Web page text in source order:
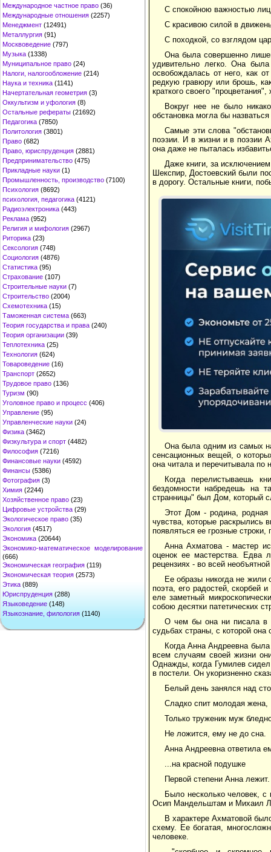
Международное частное право (36)
Международные отношения (2257)
Менеджмент (12491)
Металлургия (91)
Москвоведение (797)
Музыка (1338)
Муниципальное право (24)
Налоги, налогообложение (214)
Наука и техника (1141)
Начертательная геометрия (3)
Оккультизм и уфология (8)
Остальные рефераты (21692)
Педагогика (7850)
Политология (3801)
Право (682)
Право, юриспруденция (2881)
Предпринимательство (475)
Прикладные науки (1)
Промышленность, производство (7100)
Психология (8692)
психология, педагогика (4121)
Радиоэлектроника (443)
Реклама (952)
Религия и мифология (2967)
Риторика (23)
Сексология (748)
Социология (4876)
Статистика (95)
Страхование (107)
Строительные науки (7)
Строительство (2004)
Схемотехника (15)
Таможенная система (663)
Теория государства и права (240)
Теория организации (39)
Теплотехника (25)
Технология (624)
Товароведение (16)
Транспорт (2652)
Трудовое право (136)
Туризм (90)
Уголовное право и процесс (406)
Управление (95)
Управленческие науки (24)
Физика (3462)
Физкультура и спорт (4482)
Философия (7216)
Финансовые науки (4592)
Финансы (5386)
Фотография (3)
Химия (2244)
Хозяйственное право (23)
Цифровые устройства (29)
Экологическое право (35)
Экология (4517)
Экономика (20644)
Экономико-математическое моделирование
(666)
Экономическая география (119)
Экономическая теория (2573)
Этика (889)
Юриспруденция (288)
Языковедение (148)
Языкознание, филология (1140)
С спокойною важностью
С красивою силой в
С походкой, со взглядом
Она была совершенно
удивительно легко. Она
освобождалась от него, как
редкую гравюру или брошь,
краткого своего
Вокруг нее не было
обстановка могла бы
Самые эти слова
поэзии. И в жизни и в поэзии
она даже не пыталась
Даже книги, за
Шекспир, Достоевский были
в дорогу. Остальные книги,
Она была одним из самых
сенсационных вещей, о
она читала и перечитывала по
Когда перелистываешь
бездомности набредешь на
странницы" был Дом, который
Этот Дом - родина,
чувства, которые раскрылись
появляться ее грозные
Анна Ахматова - мастер
оценок ее мастерства. Едва
рецензиях - во всей
Ее образы никогда не жили
поэта, его радостей, скорбей
еле заметный
собою десятки патетических
О чем бы она ни писала в
судьбах страны, с которой она
Когда Анна Андреевна
всем случаям своей жизни
Однажды, когда Гумилев
в постели. Он укоризненно
Белый день занялся над
Сладко спит молодая жена,
Только труженик муж
Не ложится, ему не до сна.
Анна Андреевна ответила
...на красной подушке
Первой степени Анна лежит.
Было несколько человек,
Осип Мандельштам и Михаил
В характере Ахматовой
схему. Ее богатая,
человеке.